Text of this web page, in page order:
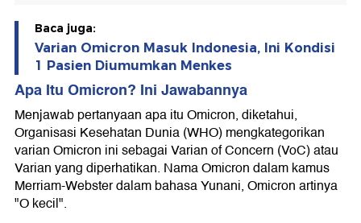
Baca juga:
Varian Omicron Masuk Indonesia, Ini Kondisi
1 Pasien Diumumkan Menkes
Apa Itu Omicron? Ini Jawabannya
Menjawab pertanyaan apa itu Omicron, diketahui,
Organisasi Kesehatan Dunia (WHO) mengkategorikan
varian Omicron ini sebagai Varian of Concern (VoC) atau
Varian yang diperhatikan. Nama Omicron dalam kamus
Merriam-Webster dalam bahasa Yunani, Omicron artinya
"O kecil".